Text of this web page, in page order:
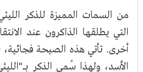
من السمات المميزة للذكر
التي يطلقها الذاكرون عند
أخرى. تأتي هذه الصيحة
الأسد، ولهذا سُمي الذكر